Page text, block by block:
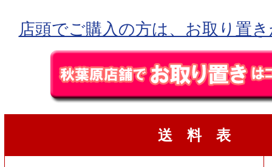
店頭でご購入の方は、お取り置
送 料 表